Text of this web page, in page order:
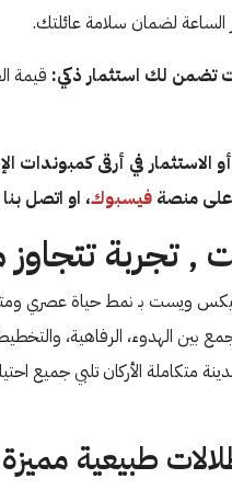
لضمان سلامة عائلتك.
تضمن لك استثمار ذكي: قيمة
في أرقى كمبوندات
منصة فيسبوك، او اتصل بنا على
تجربة تتجاوز
ويست بـ نمط حياة عصري
بين الهدوء، الرفاهية،
متكاملة الأركان تلبي جميع